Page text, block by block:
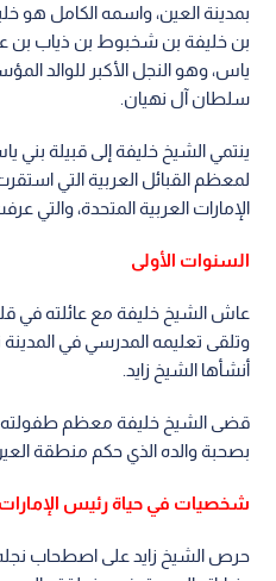
بمدينة العين، واسمه الكامل هو
بن خليفة بن شخبوط بن ذياب بن
ياس، وهو النجل الأكبر للوالد
سلطان آل نهيان.
ينتمي الشيخ خليفة إلى قبيلة بني
لمعظم القبائل العربية التي
الإمارات العربية المتحدة، والتي
السنوات الأولى
عاش الشيخ خليفة مع عائلته في
وتلقى تعليمه المدرسي في المدينة
أنشأها الشيخ زايد.
قضى الشيخ خليفة معظم طفولته
بصحبة والده الذي حكم منطقة
شخصيات في حياة رئيس الإمارات
حرص الشيخ زايد على اصطحاب